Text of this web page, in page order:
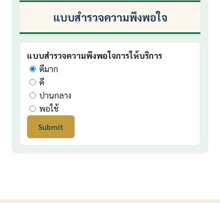
แบบสำรวจความพึงพอใจ
แบบสำรวจความพึงพอใจการให้บริการ
ดีมาก
ดี
ปานกลาง
พอใช้